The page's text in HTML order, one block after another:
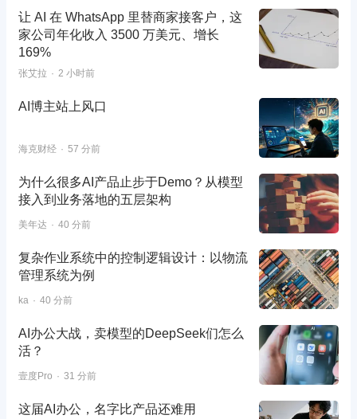
让 AI 在 WhatsApp 里替商家接客户，这
家公司年化收入 3500 万美元、增长
169%
张艾拉 2 小时前
AI博主站上风口
海克财经 57 分前
为什么很多AI产品止步于Demo？从模型
接入到业务落地的五层架构
美年达 40 分前
复杂作业系统中的控制逻辑设计：以物流
管理系统为例
ka 40 分前
AI办公大战，卖模型的DeepSeek们怎么
活？
壹度Pro 31 分前
这届AI办公，名字比产品还难用